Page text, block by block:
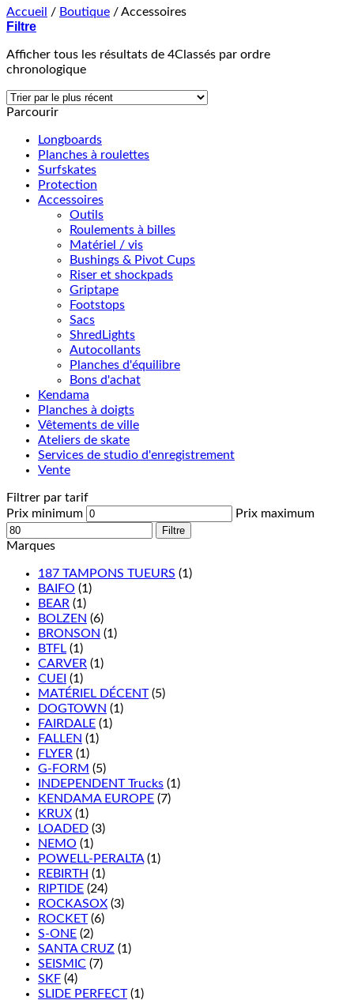
Accueil / Boutique /Accessoires
Filtre
Afficher tous les résultats de 4Classés par ordre
chronologique
Parcourir
Longboards
Planches à roulettes
Surfskates
Protection
Accessoires
Outils
Roulements à billes
Matériel / vis
Bushings & Pivot Cups
Riser et shockpads
Griptape
Footstops
Sacs
ShredLights
Autocollants
Planches d'équilibre
Bons d'achat
Kendama
Planches à doigts
Vêtements de ville
Ateliers de skate
Services de studio d'enregistrement
Vente
Filtrer par tarif
Prix minimum
Prix maximum
Filtre
Marques
187 TAMPONS TUEURS (1)
BAIFO (1)
BEAR (1)
BOLZEN (6)
BRONSON (1)
BTFL (1)
CARVER (1)
CUEI (1)
MATÉRIEL DÉCENT (5)
DOGTOWN (1)
FAIRDALE (1)
FALLEN (1)
FLYER (1)
G-FORM (5)
INDEPENDENT Trucks (1)
KENDAMA EUROPE (7)
KRUX (1)
LOADED (3)
NEMO (1)
POWELL-PERALTA (1)
REBIRTH (1)
RIPTIDE (24)
ROCKASOX (3)
ROCKET (6)
S-ONE (2)
SANTA CRUZ (1)
SEISMIC (7)
SKF (4)
SLIDE PERFECT (1)